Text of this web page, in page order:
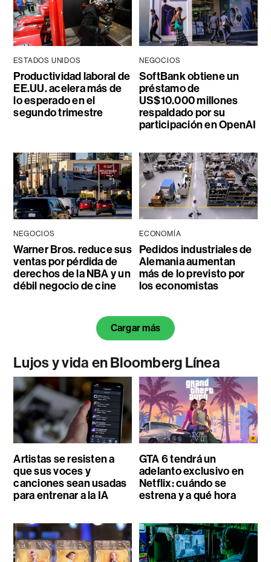
ESTADOS UNIDOS
Productividad laboral de
EE.UU. acelera más de
lo esperado en el
segundo trimestre
NEGOCIOS
SoftBank obtiene un
préstamo de
US$10.000 millones
respaldado por su
participación en OpenAI
NEGOCIOS
Warner Bros. reduce sus
ventas por pérdida de
derechos de la NBA y un
débil negocio de cine
ECONOMÍA
Pedidos industriales de
Alemania aumentan
más de lo previsto por
los economistas
Cargar más
Lujos y vida en Bloomberg Línea
Artistas se resisten a
que sus voces y
canciones sean usadas
para entrenar a la IA
GTA 6 tendrá un
adelanto exclusivo en
Netflix: cuándo se
estrena y a qué hora